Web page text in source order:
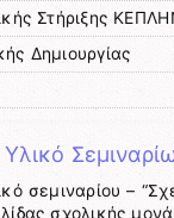
Στήριξης
Δημιουργίας
Υλικό
σεμιναρίου –
σχολικής